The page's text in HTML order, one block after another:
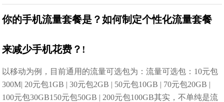
你的手机流量套餐是？如何制定个性化流量套餐
来减少手机花费？!
以移动为例，目前通用的流量可选包为：流量可选包：10元包
300M| 20元包1GB | 30元包2GB | 50元包10GB | 70元包20GB |
100元包30GB150元包50GB | 200元包100GB其实，不单纯是流